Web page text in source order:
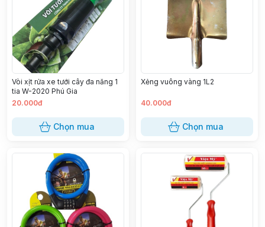
Vòi xịt rửa xe tưới cây đa năng 1
tia W-2020 Phú Gia
20.000đ
Chọn mua
Xẻng vuông vàng 1L2
40.000đ
Chọn mua